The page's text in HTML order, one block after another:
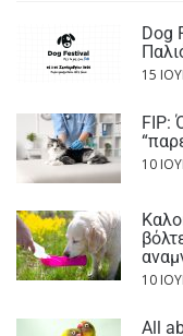
Dog
15
FIP:
10
10
All